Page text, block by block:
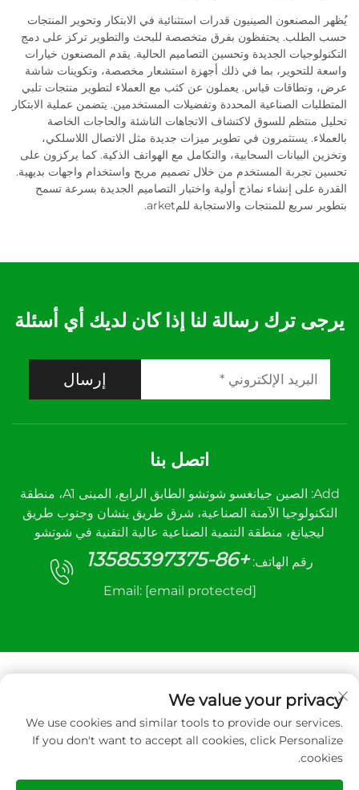
يُظهر المصنعون الصينيون قدرات استثنائية في الابتكار وتحوير المنتجات
حسب الطلب. يحتفظون بفرق متخصصة للبحث والتطوير تركز على دمج
التكنولوجيات الجديدة وتحسين التصاميم الحالية. يقدم المصنعون خيارات
واسعة للتحوير، بما في ذلك أجهزة استشعار مخصصة، وتكوينات شاشة
عرض، ونطاقات قياس. يعملون عن كثب مع العملاء لتطوير منتجات تلبي
المتطلبات الصناعية المحددة وتفضيلات المستخدمين. يتضمن عملية الابتكار
تحليل منتظم للسوق لاكتشاف الاتجاهات الناشئة والحاجات الخاصة
بالعملاء. يستثمرون في تطوير ميزات جديدة مثل الاتصال اللاسلكي،
وتخزين البيانات السحابية، والتكامل مع الهواتف الذكية. كما يركزون على
تحسين تجربة المستخدم من خلال تصميم مريح واستخدام واجهات بديهية.
القدرة على إنشاء نماذج أولية واختبار التصاميم الجديدة بسرعة تسمح
بتطوير سريع للمنتجات والاستجابة للمarket.
يرجى ترك رسالة لنا إذا كان لديك أي أسئلة
إرسال
اتصل بنا
Add: الصين جيانغسو شوتشو الطابق الرابع، المبنى A1، منطقة
التكنولوجيا الآمنة الصناعية، شرق طريق ينشان وجنوب طريق
ليجيانغ، منطقة التنمية الصناعية عالية التقنية في شوتشو
رقم الهاتف: +86-13585397375
Email: [email protected]
جميع الحقوق محفوظة © ٢٠٢٥ لشركة شوتشو سانهي
لمعدات التحكم الآلي المحدودة.
We value your privacy
We use cookies and similar tools to provide our services.
If you don't want to accept all cookies, click Personalize
cookies.